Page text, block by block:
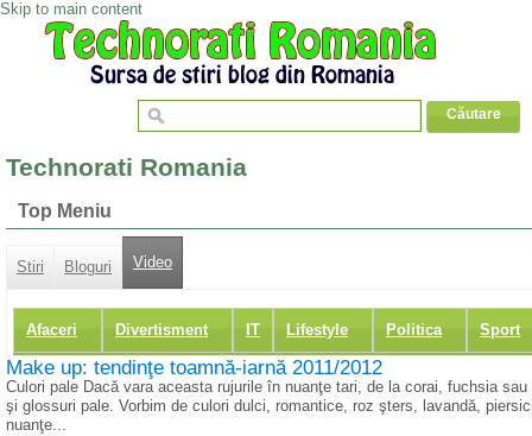
Skip to main content
Technorati Romania
Top Meniu
Stiri Bloguri Video
Afaceri Divertisment IT Lifestyle Politica Sport
Make up: tendinţe toamnă-iarnă 2011/2012
Culori pale Dacă vara aceasta rujurile în nuanţe tari, de la corai, fuchsia
şi glossuri pale. Vorbim de culori dulci, romantice, roz şters, lavandă,
nuanţe...